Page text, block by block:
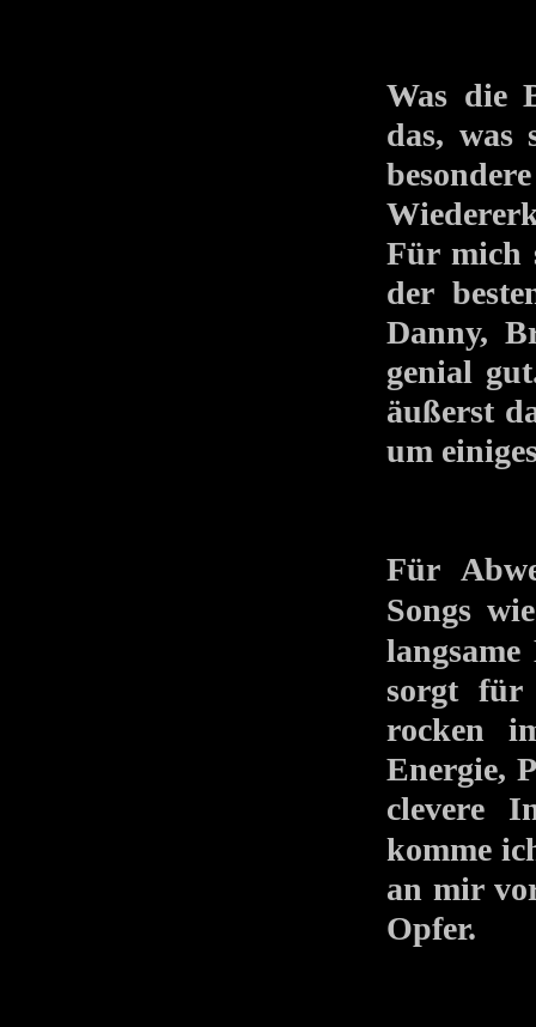
Was die
das, was
Für
der
Danny,
genial
äußerst
um
Für
Songs
sorgt für
rocken
Energie,
clevere
komme
an mir
Opfer.